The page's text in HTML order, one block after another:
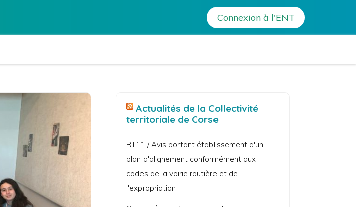
Collège Jean-Félix Orabona – CalviConnexion à l'ENT
Actualités de la Collectivité
territoriale de Corse
RT11 / Avis portant établissement d'un
plan d'alignement conformément aux
codes de la voirie routière et de
l'expropriation